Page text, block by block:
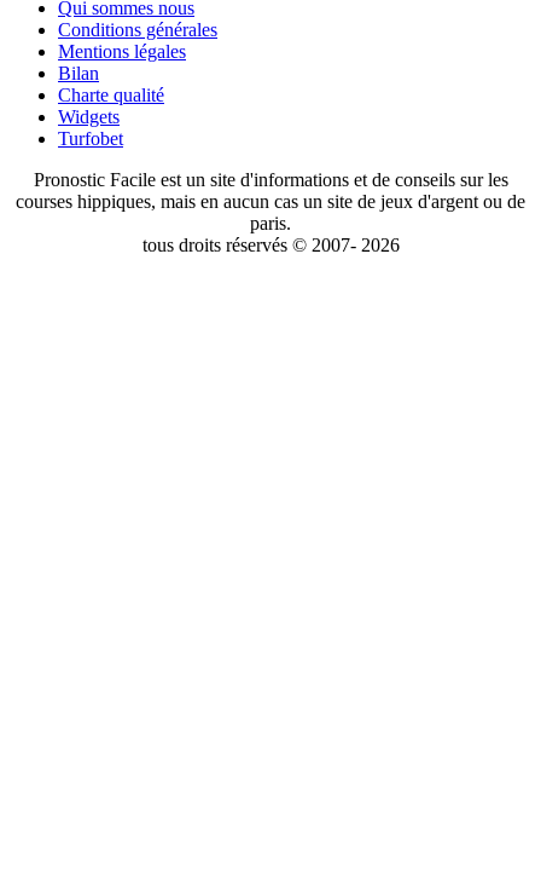
Qui sommes nous
Conditions générales
Mentions légales
Bilan
Charte qualité
Widgets
Turfobet
Pronostic Facile est un site d'informations et de conseils sur les
courses hippiques, mais en aucun cas un site de jeux d'argent ou de
paris.
tous droits réservés © 2007- 2026